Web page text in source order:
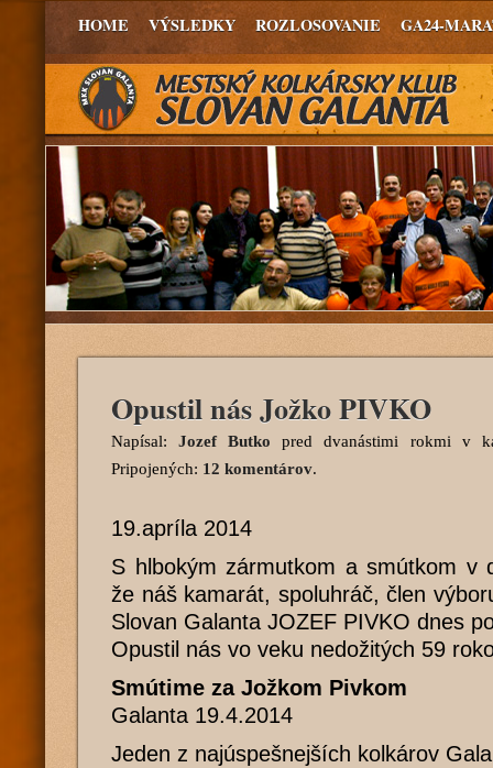
HOME VÝSLEDKY ROZLOSOVANIE GA24-
Opustil nás Jožko PIVKO
Napísal:Jozef Butko pred dvanástimi rokmi v
Pripojených: 12 komentárov.
19.apríla 2014
S hlbokým zármutkom a smútkom v
že náš kamarát, spoluhráč, člen
Slovan Galanta JOZEF PIVKO dnes
Opustil nás vo veku nedožitých 59
Smútime za Jožkom Pivkom
Galanta 19.4.2014
Jeden z najúspešnejších kolkárov